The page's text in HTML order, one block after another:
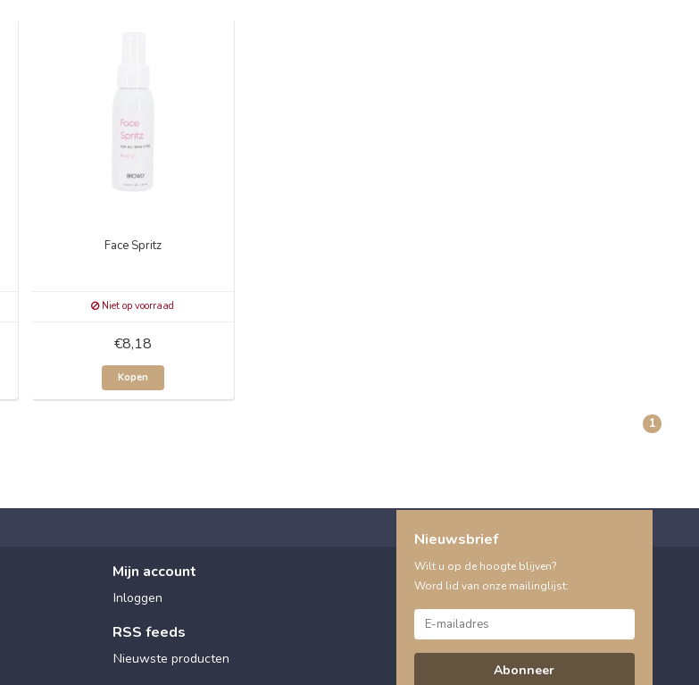
Face Spritz
Niet op voorraad
€8,18
Kopen
1
Mijn account
Inloggen
RSS feeds
Nieuwste producten
Nieuwsbrief
Wilt u op de hoogte blijven?
Word lid van onze mailinglijst:
Abonneer